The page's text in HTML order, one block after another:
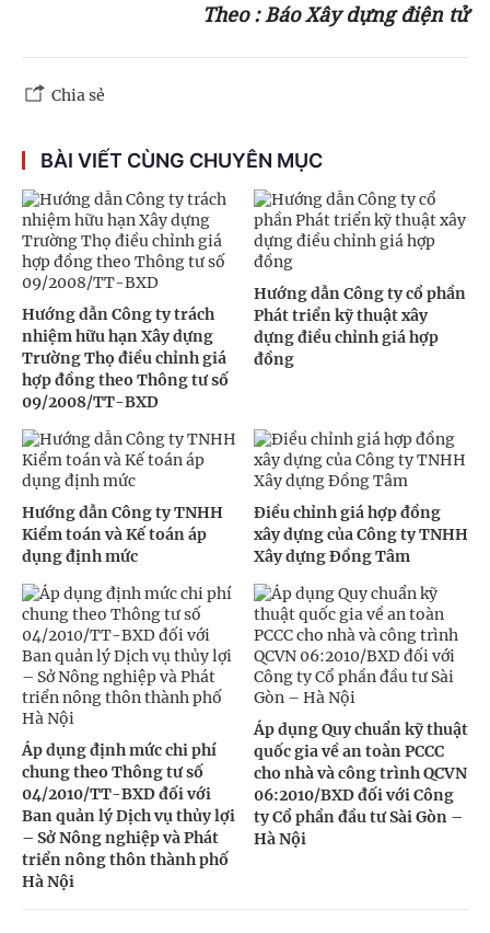
Theo : Báo Xây dựng điện tử
Chia sẻ
BÀI VIẾT CÙNG CHUYÊN MỤC
Hướng dẫn Công ty trách
nhiệm hữu hạn Xây dựng
Trường Thọ điều chỉnh giá
hợp đồng theo Thông tư số
09/2008/TT-BXD
Hướng dẫn Công ty cổ phần
Phát triển kỹ thuật xây
dựng điều chỉnh giá hợp
đồng
Hướng dẫn Công ty TNHH
Kiểm toán và Kế toán áp
dụng định mức
Điều chỉnh giá hợp đồng
xây dựng của Công ty TNHH
Xây dựng Đồng Tâm
Áp dụng định mức chi phí
chung theo Thông tư số
04/2010/TT-BXD đối với
Ban quản lý Dịch vụ thủy lợi
– Sở Nông nghiệp và Phát
triển nông thôn thành phố
Hà Nội
Áp dụng Quy chuẩn kỹ thuật
quốc gia về an toàn PCCC
cho nhà và công trình QCVN
06:2010/BXD đối với Công
ty Cổ phần đầu tư Sài Gòn –
Hà Nội